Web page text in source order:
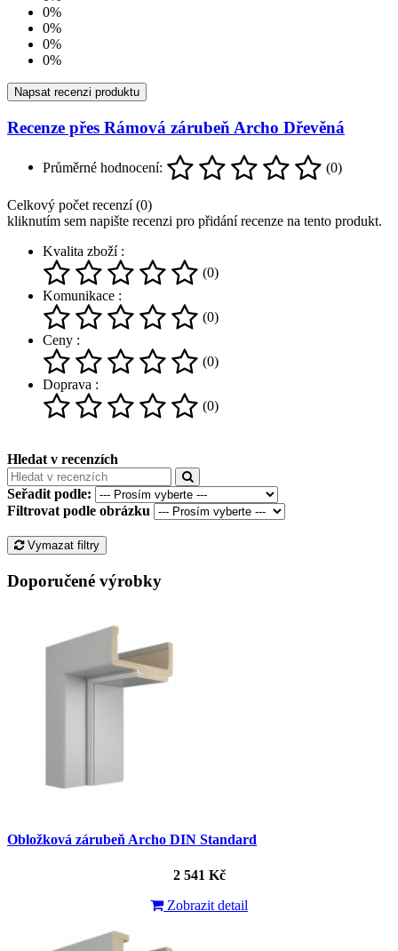
0%
0%
0%
0%
Napsat recenzi produktu
Recenze přes Rámová zárubeň Archo Dřevěná
Průměrné hodnocení: (0)
Celkový počet recenzí (0)
kliknutím sem napište recenzi pro přidání recenze na tento produkt.
Kvalita zboží :
(0)
Komunikace :
(0)
Ceny :
(0)
Doprava :
(0)
Hledat v recenzích
Seřadit podle:
Filtrovat podle obrázku
Vymazat filtry
Doporučené výrobky
Obložková zárubeň Archo DIN Standard
2 541 Kč
Zobrazit detail